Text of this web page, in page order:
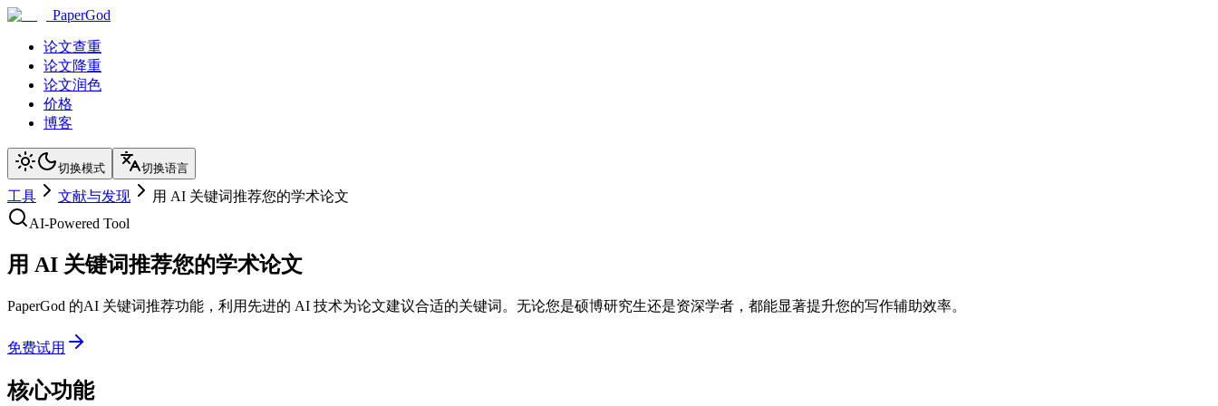
PaperGod
论文查重
论文降重
论文润色
价格
博客
切换模式 切换语言
工具 文献与发现
用 AI 关键词推荐您的学术论文
AI-Powered Tool
用 AI 关键词推荐您的学术论文
PaperGod 的AI 关键词推荐功能，利用先进的 AI 技术为论文建议合适的关键词。无论您是硕博研究生还是资深学者，都能显著提升您的写作辅助效率。
免费试用
核心功能